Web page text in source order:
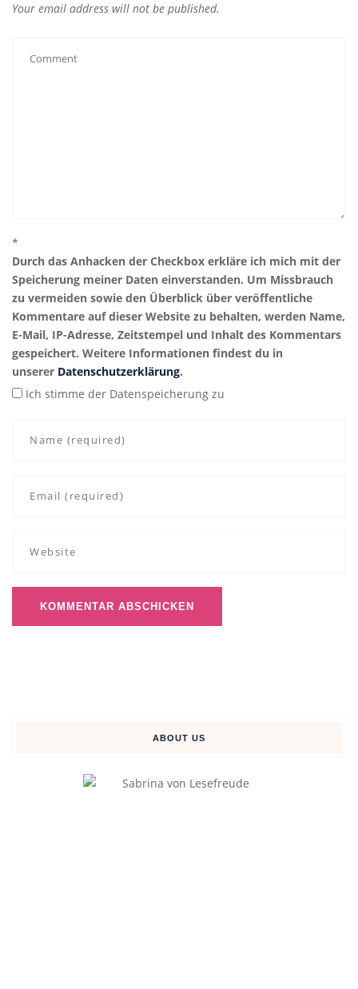
Your email address will not be published.
*
Durch das Anhacken der Checkbox erkläre ich mich mit der
Speicherung meiner Daten einverstanden. Um Missbrauch
zu vermeiden sowie den Überblick über veröffentliche
Kommentare auf dieser Website zu behalten, werden Name,
E-Mail, IP-Adresse, Zeitstempel und Inhalt des Kommentars
gespeichert. Weitere Informationen findest du in
unserer Datenschutzerklärung.
Ich stimme der Datenspeicherung zu
ABOUT US